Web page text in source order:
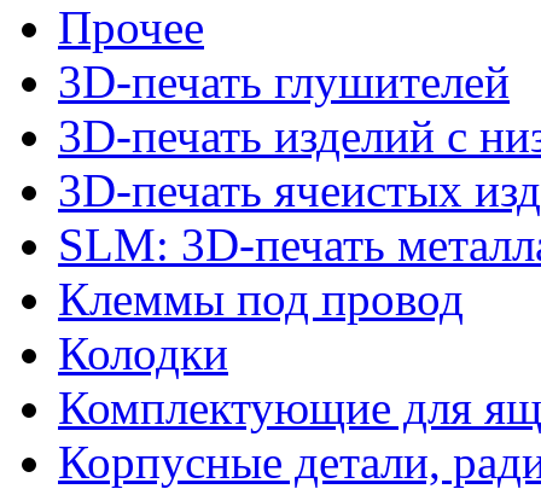
Прочее
3D-печать глушителей
3D-печать изделий с
3D-печать ячеистых
SLM: 3D-печать
Клеммы под провод
Колодки
Комплектующие для
Корпусные детали,